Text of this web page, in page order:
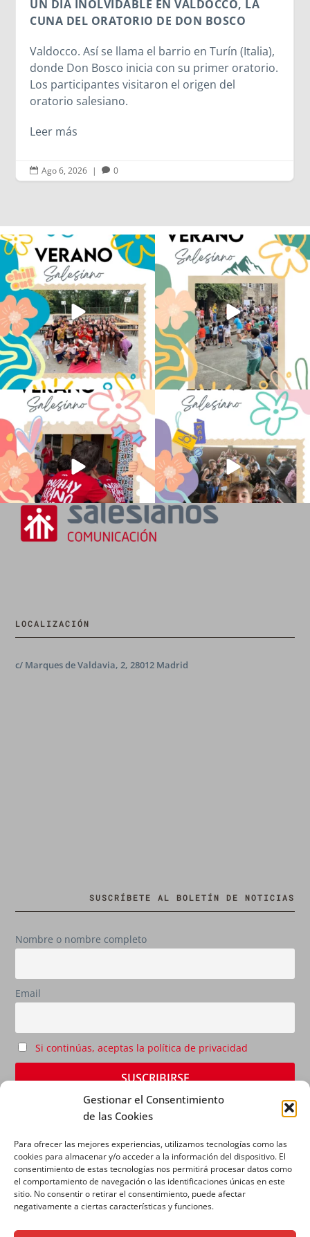
Gestionar el Consentimiento
de las Cookies
Para ofrecer las mejores experiencias, utilizamos tecnologías como las
cookies para almacenar y/o acceder a la información del dispositivo. El
consentimiento de estas tecnologías nos permitirá procesar datos como
el comportamiento de navegación o las identificaciones únicas en este
sitio. No consentir o retirar el consentimiento, puede afectar
negativamente a ciertas características y funciones.
 Ago 6, 2026
Los alumnos de 6º de Primaria, 1º y 2º
de la ESO...
146 2
La diversión y la alegría también se han
sentido...
95 0
No hay verano sin que sea Salesiano ❤️
💫 en Luz 4
...
0
viviendo la alegría en el campamento
...
2
LOCALIZACIÓN
c/ Marques de Valdavia, 2, 28012 Madrid
SUSCRÍBETE AL BOLETÍN DE NOTICIAS
Nombre o nombre completo
Email
Si continúas, aceptas la política de privacidad
AVISO LEGAL|POLÍTICA DE PRIVACIDAD|